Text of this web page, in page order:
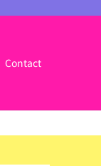
Contact